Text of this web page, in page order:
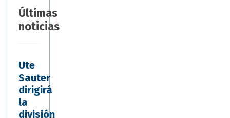
Últimas
noticias
Ute
Sauter
dirigirá
la
división